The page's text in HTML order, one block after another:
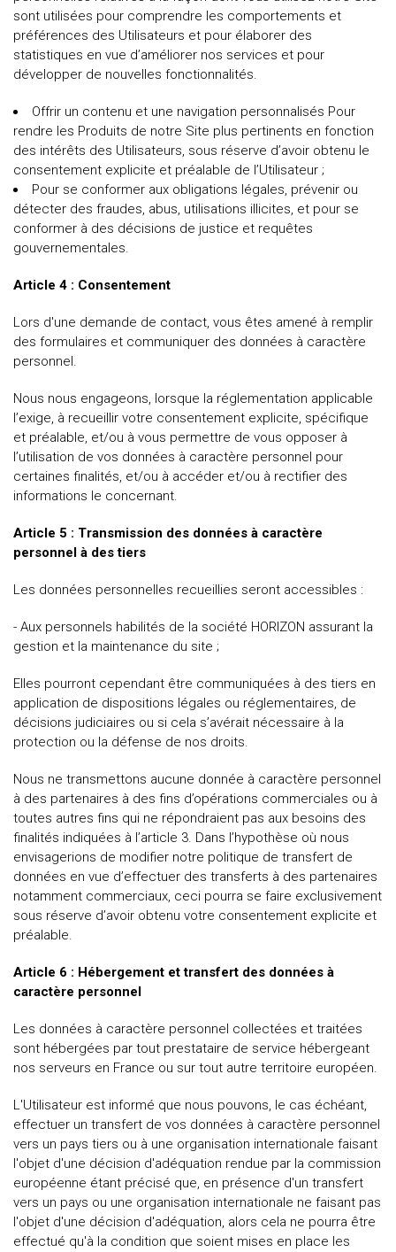
sont utilisées pour comprendre les comportements et
préférences des Utilisateurs et pour élaborer des
statistiques en vue d’améliorer nos services et pour
développer de nouvelles fonctionnalités.
Offrir un contenu et une navigation personnalisés Pour
rendre les Produits de notre Site plus pertinents en fonction
des intérêts des Utilisateurs, sous réserve d’avoir obtenu le
consentement explicite et préalable de l’Utilisateur ;
Pour se conformer aux obligations légales, prévenir ou
détecter des fraudes, abus, utilisations illicites, et pour se
conformer à des décisions de justice et requêtes
gouvernementales.
Article 4 : Consentement
Lors d'une demande de contact, vous êtes amené à remplir
des formulaires et communiquer des données à caractère
personnel.
Nous nous engageons, lorsque la réglementation applicable
l’exige, à recueillir votre consentement explicite, spécifique
et préalable, et/ou à vous permettre de vous opposer à
l’utilisation de vos données à caractère personnel pour
certaines finalités, et/ou à accéder et/ou à rectifier des
informations le concernant.
Article 5 : Transmission des données à caractère
personnel à des tiers
Les données personnelles recueillies seront accessibles :
- Aux personnels habilités de la société HORIZON assurant la
gestion et la maintenance du site ;
Elles pourront cependant être communiquées à des tiers en
application de dispositions légales ou réglementaires, de
décisions judiciaires ou si cela s’avérait nécessaire à la
protection ou la défense de nos droits.
Nous ne transmettons aucune donnée à caractère personnel
à des partenaires à des fins d’opérations commerciales ou à
toutes autres fins qui ne répondraient pas aux besoins des
finalités indiquées à l’article 3. Dans l’hypothèse où nous
envisagerions de modifier notre politique de transfert de
données en vue d’effectuer des transferts à des partenaires
notamment commerciaux, ceci pourra se faire exclusivement
sous réserve d’avoir obtenu votre consentement explicite et
préalable.
Article 6 : Hébergement et transfert des données à
caractère personnel
Les données à caractère personnel collectées et traitées
sont hébergées par tout prestataire de service hébergeant
nos serveurs en France ou sur tout autre territoire européen.
L'Utilisateur est informé que nous pouvons, le cas échéant,
effectuer un transfert de vos données à caractère personnel
vers un pays tiers ou à une organisation internationale faisant
l'objet d'une décision d'adéquation rendue par la commission
européenne étant précisé que, en présence d'un transfert
vers un pays ou une organisation internationale ne faisant pas
l'objet d'une décision d'adéquation, alors cela ne pourra être
effectué qu'à la condition que soient mises en place les